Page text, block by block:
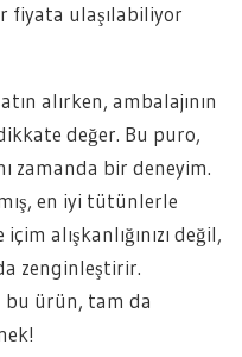
fiyata ulaşılabiliyor
alırken, ambalajının
değer. Bu puro,
zamanda bir deneyim.
en iyi tütünlerle
alışkanlığınızı değil,
zenginleştirir.
ürün, tam da